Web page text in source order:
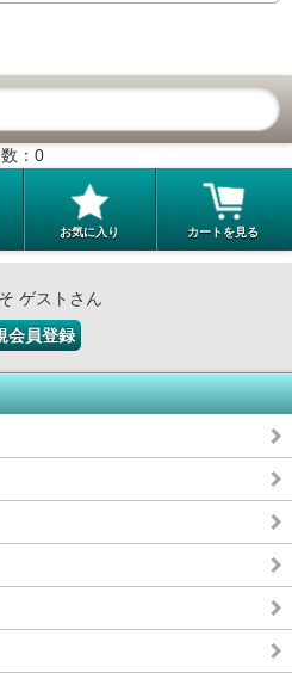
： 0
お気に入り カートを見る
ゲストさん
会員登録